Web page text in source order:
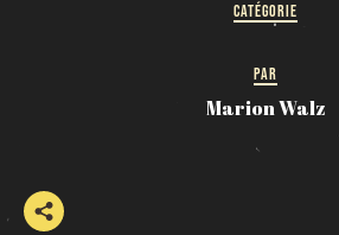
CATÉGORIE
PAR
Marion Walz